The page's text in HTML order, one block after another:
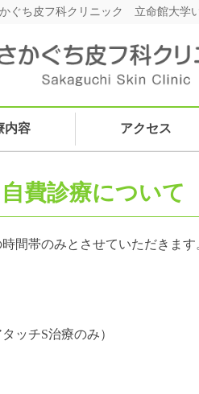
ぐち皮フ科クリニック 立命館大学
内容 アクセス
自費診療について
間帯のみとさせていただきます
ッチS治療のみ）